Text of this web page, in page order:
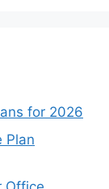
for 2026
Plan